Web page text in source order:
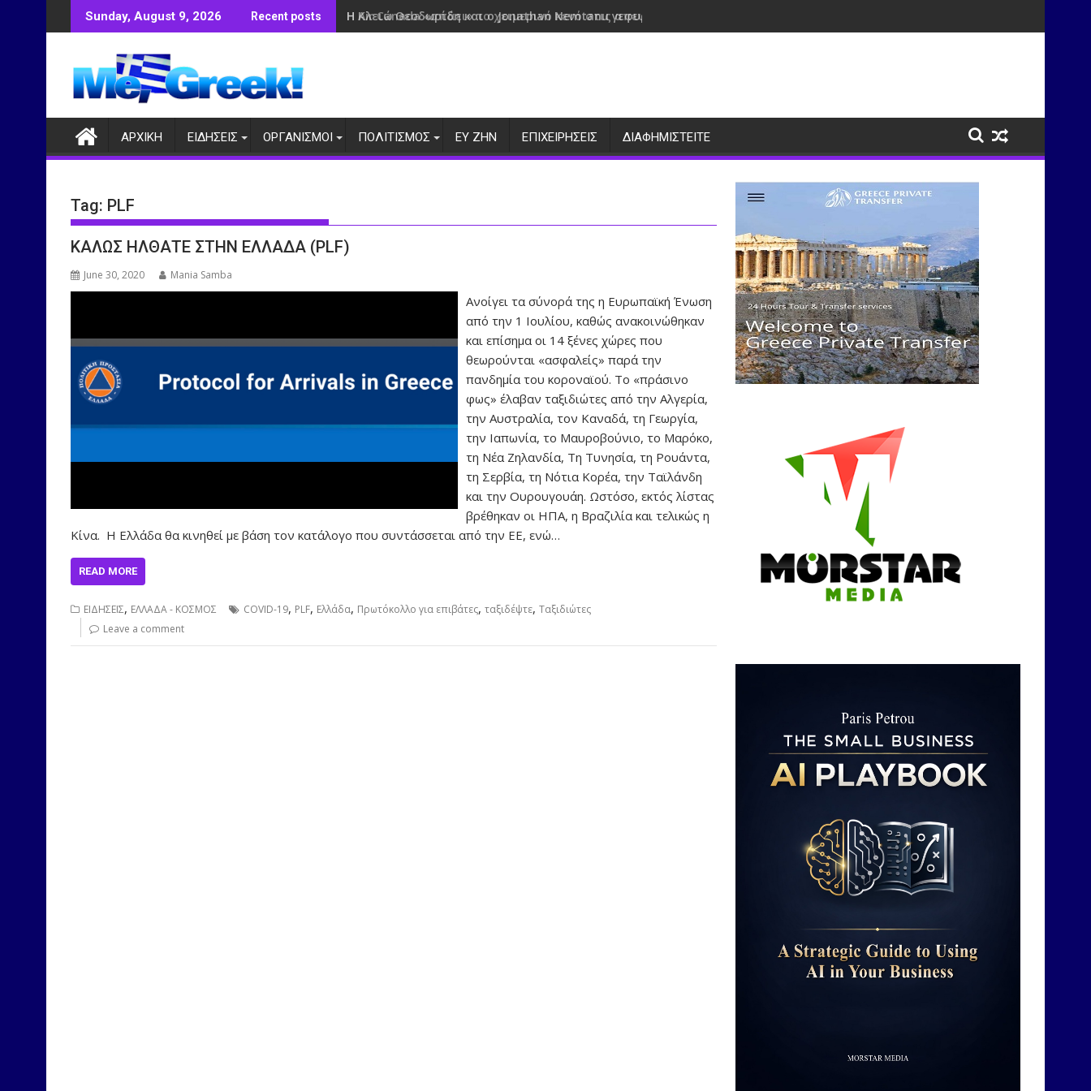
to
Sunday, August 9, 2026 Recent posts Η Air Canada «σπάει» το χειμερινό κενό στις απευθείας πτήσεις προς Αθήνα
ΑΡΧΙΚΗ ΕΙΔΗΣΕΙΣ ΟΡΓΑΝΙΣΜΟΙ ΠΟΛΙΤΙΣΜΟΣ ΕΥ ΖΗΝ ΕΠΙΧΕΙΡΗΣΕΙΣ ΔΙΑΦΗΜΙΣΤΕΙΤΕ
Tag: PLF
ΚΑΛΩΣ ΗΛΘΑΤΕ ΣΤΗΝ ΕΛΛΑΔΑ (PLF)
June 30, 2020 Mania Samba
Ανοίγει τα σύνορά της η Ευρωπαϊκή Ένωση
από την 1 Ιουλίου, καθώς ανακοινώθηκαν
και επίσημα οι 14 ξένες χώρες που
θεωρούνται «ασφαλείς» παρά την
πανδημία του κοροναϊού. Το «πράσινο
φως» έλαβαν ταξιδιώτες από την Αλγερία,
την Αυστραλία, τον Καναδά, τη Γεωργία,
την Ιαπωνία, το Μαυροβούνιο, το Μαρόκο,
τη Νέα Ζηλανδία, Τη Τυνησία, τη Ρουάντα,
τη Σερβία, τη Νότια Κορέα, την Ταϊλάνδη
και την Ουρουγουάη. Ωστόσο, εκτός λίστας
βρέθηκαν οι ΗΠΑ, η Βραζιλία και τελικώς η
Κίνα. Η Ελλάδα θα κινηθεί με βάση τον κατάλογο που συντάσσεται από την ΕΕ, ενώ…
READ MORE
ΕΙΔΗΣΕΙΣ, ΕΛΛΑΔΑ - ΚΟΣΜΟΣ COVID-19, PLF, Ελλάδα, Πρωτόκολλο για επιβάτες, ταξιδέψτε, Ταξιδιώτες
Leave a comment